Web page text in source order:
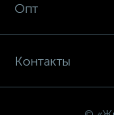
Опт
Контакты